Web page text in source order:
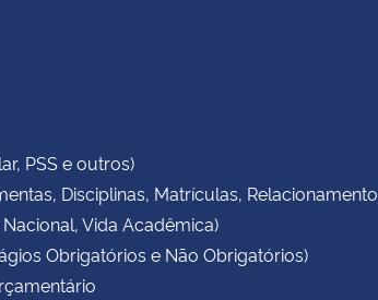
PSS e outros)
Disciplinas, Matrículas, Relacionamento
Vida Acadêmica)
Obrigatórios e Não Obrigatórios)